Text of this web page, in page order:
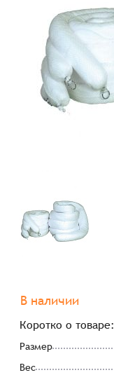
В наличии
Коротко о товаре:
Размер
Вес